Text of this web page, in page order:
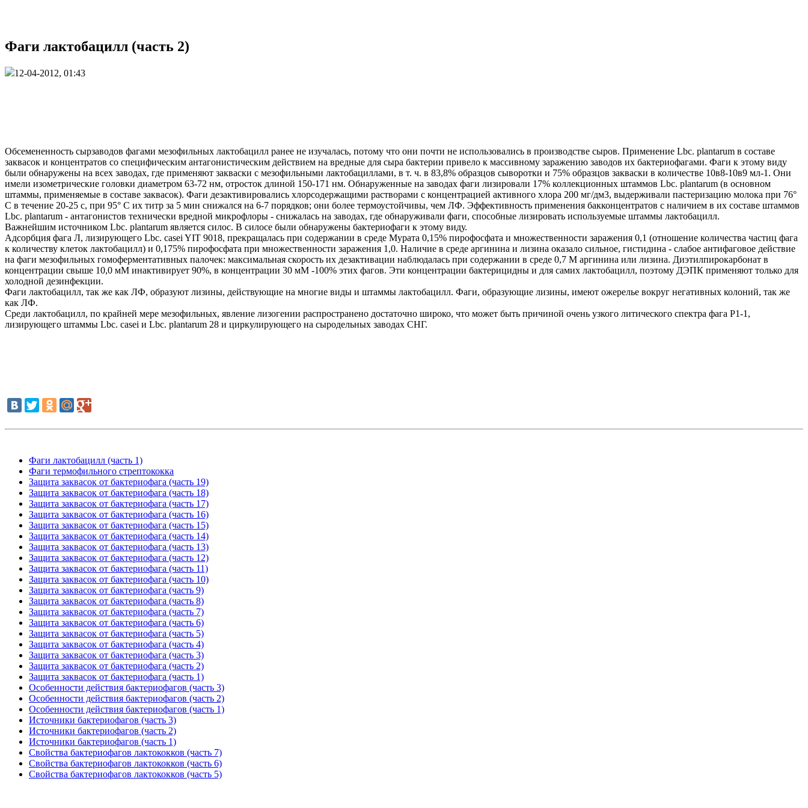
Фаги лактобацилл (часть 2)
12-04-2012, 01:43
Обсемененность сырзаводов фагами мезофильных лактобацилл ранее не изучалась, потому что они почти не использовались в производстве сыров. Применение Lbc. plantarum в составе
заквасок и концентратов со специфическим антагонистическим действием на вредные для сыра бактерии привело к массивному заражению заводов их бактериофагами. Фаги к этому виду
были обнаружены на всех заводах, где применяют закваски с мезофильными лактобациллами, в т. ч. в 83,8% образцов сыворотки и 75% образцов закваски в количестве 10в8-10в9 мл-1. Они
имели изометрические головки диаметром 63-72 нм, отросток длиной 150-171 нм. Обнаруженные на заводах фаги лизировали 17% коллекционных штаммов Lbc. plantarum (в основном
штаммы, применяемые в составе заквасок). Фаги дезактивировались хлорсодержащими растворами с концентрацией активного хлора 200 мг/дм3, выдерживали пастеризацию молока при 76°
С в течение 20-25 с, при 95° C их титр за 5 мин снижался на 6-7 порядков; они более термоустойчивы, чем ЛФ. Эффективность применения бакконцентратов с наличием в их составе штаммов
Lbc. plantarum - антагонистов технически вредной микрофлоры - снижалась на заводах, где обнаруживали фаги, способные лизировать используемые штаммы лактобацилл.
Важнейшим источником Lbc. plantarum является силос. В силосе были обнаружены бактериофаги к этому виду.
Адсорбция фага Л, лизирующего Lbc. casei YIT 9018, прекращалась при содержании в среде Мурата 0,15% пирофосфата и множественности заражения 0,1 (отношение количества частиц фага
к количеству клеток лактобацилл) и 0,175% пирофосфата при множественности заражения 1,0. Наличие в среде аргинина и лизина оказало сильное, гистидина - слабое антифаговое действие
на фаги мезофильных гомоферментативных палочек: максимальная скорость их дезактивации наблюдалась при содержании в среде 0,7 M аргинина или лизина. Диэтилпирокарбонат в
концентрации свыше 10,0 мМ инактивирует 90%, в концентрации 30 мМ -100% этих фагов. Эти концентрации бактерицидны и для самих лактобацилл, поэтому ДЭПК применяют только для
холодной дезинфекции.
Фаги лактобацилл, так же как ЛФ, образуют лизины, действующие на многие виды и штаммы лактобацилл. Фаги, образующие лизины, имеют ожерелье вокруг негативных колоний, так же
как ЛФ.
Среди лактобацилл, по крайней мере мезофильных, явление лизогении распространено достаточно широко, что может быть причиной очень узкого литического спектра фага P1-1,
лизирующего штаммы Lbc. casei и Lbc. plantarum 28 и циркулирующего на сыродельных заводах СНГ.
Фаги лактобацилл (часть 1)
Фаги термофильного стрептококка
Защита заквасок от бактериофага (часть 19)
Защита заквасок от бактериофага (часть 18)
Защита заквасок от бактериофага (часть 17)
Защита заквасок от бактериофага (часть 16)
Защита заквасок от бактериофага (часть 15)
Защита заквасок от бактериофага (часть 14)
Защита заквасок от бактериофага (часть 13)
Защита заквасок от бактериофага (часть 12)
Защита заквасок от бактериофага (часть 11)
Защита заквасок от бактериофага (часть 10)
Защита заквасок от бактериофага (часть 9)
Защита заквасок от бактериофага (часть 8)
Защита заквасок от бактериофага (часть 7)
Защита заквасок от бактериофага (часть 6)
Защита заквасок от бактериофага (часть 5)
Защита заквасок от бактериофага (часть 4)
Защита заквасок от бактериофага (часть 3)
Защита заквасок от бактериофага (часть 2)
Защита заквасок от бактериофага (часть 1)
Особенности действия бактериофагов (часть 3)
Особенности действия бактериофагов (часть 2)
Особенности действия бактериофагов (часть 1)
Источники бактериофагов (часть 3)
Источники бактериофагов (часть 2)
Источники бактериофагов (часть 1)
Свойства бактериофагов лактококков (часть 7)
Свойства бактериофагов лактококков (часть 6)
Свойства бактериофагов лактококков (часть 5)